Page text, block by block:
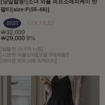
팔티[size:F(55~66)]
￦32,000
￦29,000 9%
[발랄한 소녀의 느낌]
[시원한 와플소재][모델구매제품!]
[귀여운 퍼프소매 피케이티]